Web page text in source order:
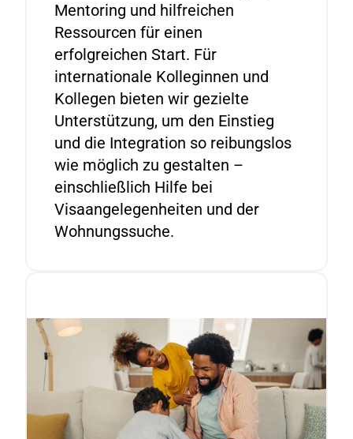
Mentoring und hilfreichen
Ressourcen für einen
erfolgreichen Start. Für
internationale Kolleginnen und
Kollegen bieten wir gezielte
Unterstützung, um den Einstieg
und die Integration so reibungslos
wie möglich zu gestalten –
einschließlich Hilfe bei
Visaangelegenheiten und der
Wohnungssuche.